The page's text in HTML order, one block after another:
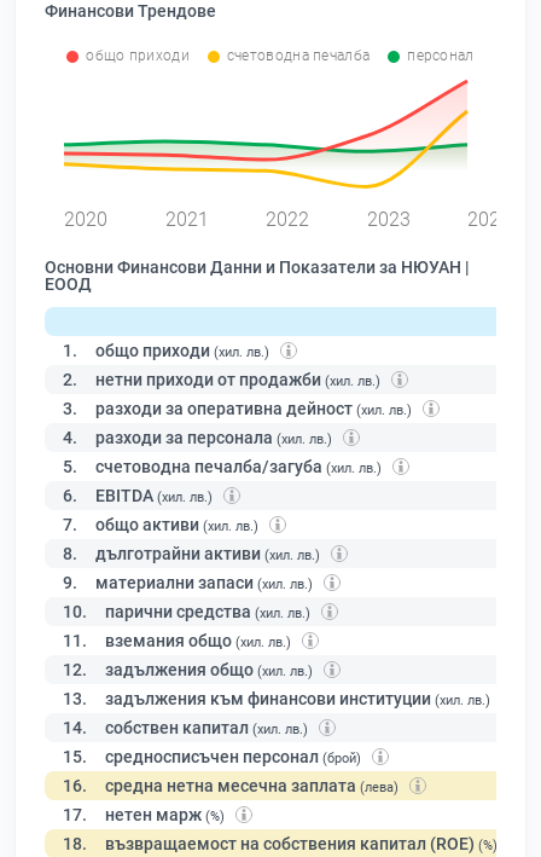
Финансови Трендове
общо приходи счетоводна печалба персонал
2020 2021 2022 2023 2024
Основни Финансови Данни и Показатели за НЮУАН |
ЕООД
1. общо приходи (хил. лв.)
2. нетни приходи от продажби (хил. лв.)
3. разходи за оперативна дейност (хил. лв.)
4. разходи за персонала (хил. лв.)
5. счетоводна печалба/загуба (хил. лв.)
6. EBITDA (хил. лв.)
7. общо активи (хил. лв.)
8. дълготрайни активи (хил. лв.)
9. материални запаси (хил. лв.)
10. парични средства (хил. лв.)
11. вземания общо (хил. лв.)
12. задължения общо (хил. лв.)
13. задължения към финансови институции (хил. лв.)
14. собствен капитал (хил. лв.)
15. средносписъчен персонал (брой)
16. средна нетна месечна заплата (лева)
17. нетен марж (%)
18. възвращаемост на собствения капитал (ROE) (%)